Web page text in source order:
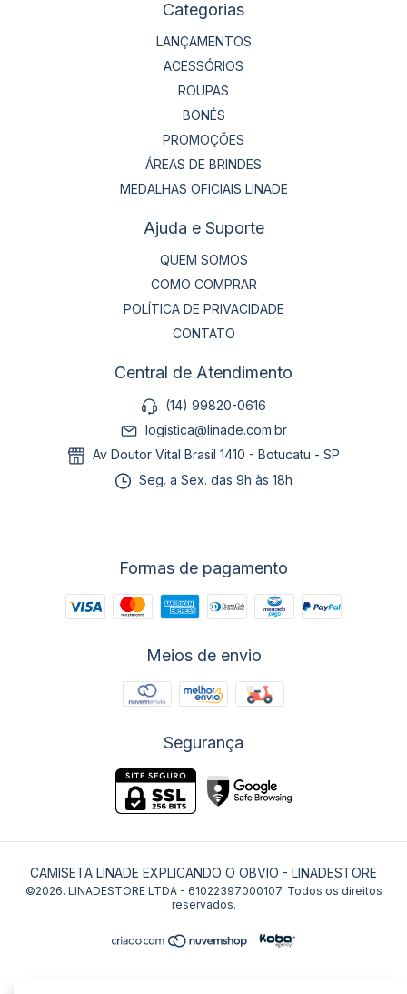
Categorias
LANÇAMENTOS
ACESSÓRIOS
ROUPAS
BONÉS
PROMOÇÕES
ÁREAS DE BRINDES
MEDALHAS OFICIAIS LINADE
Ajuda e Suporte
QUEM SOMOS
COMO COMPRAR
POLÍTICA DE PRIVACIDADE
CONTATO
Central de Atendimento
(14) 99820-0616
logistica@linade.com.br
Av Doutor Vital Brasil 1410 - Botucatu - SP
Seg. a Sex. das 9h às 18h
Formas de pagamento
Meios de envio
Segurança
CAMISETA LINADE EXPLICANDO O OBVIO - LINADESTORE
©2026. LINADESTORE LTDA - 61022397000107. Todos os direitos
reservados.